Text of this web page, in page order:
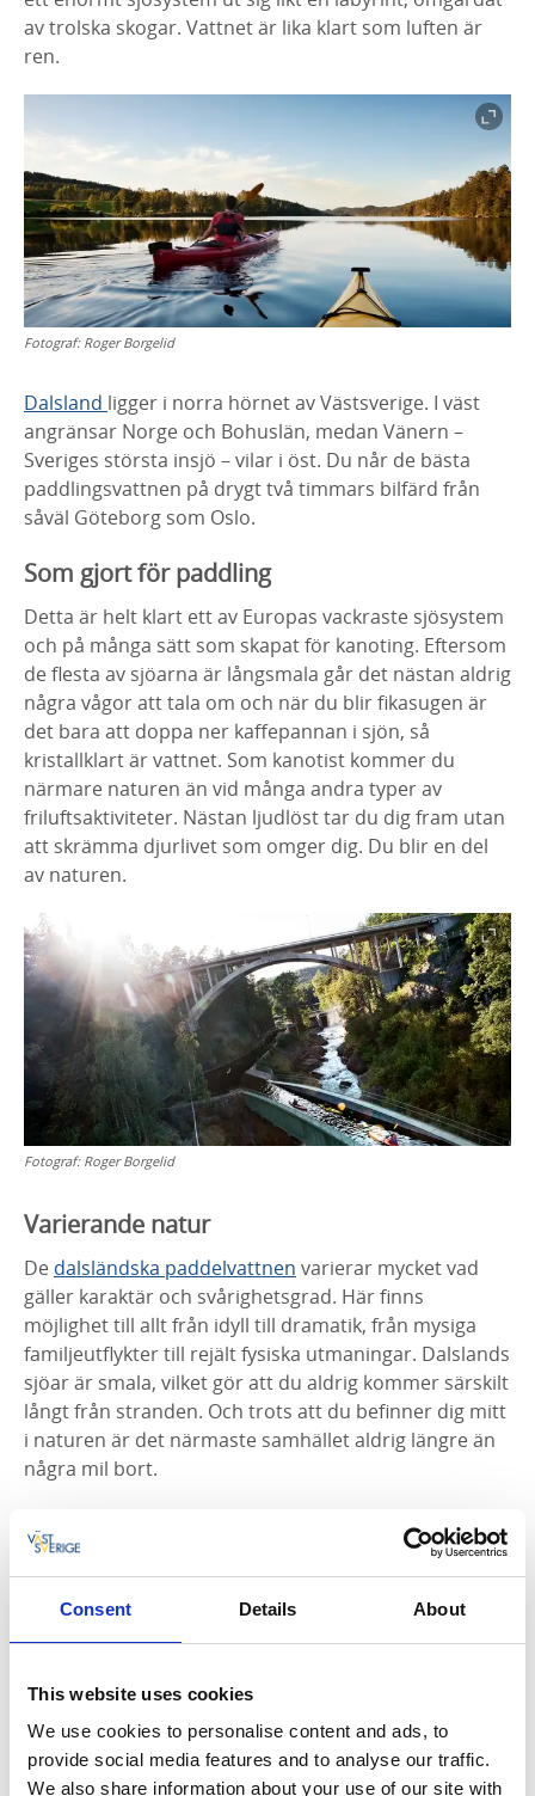
Consent Details About
This website uses cookies
We use cookies to personalise content and ads, to
provide social media features and to analyse our traffic.
We also share information about your use of our site with
av trolska skogar. Vattnet är lika klart som luften är
ren.
Fotograf: Roger Borgelid
Dalsland ligger i norra hörnet av Västsverige. I väst
angränsar Norge och Bohuslän, medan Vänern –
Sveriges största insjö – vilar i öst. Du når de bästa
paddlingsvattnen på drygt två timmars bilfärd från
såväl Göteborg som Oslo.
Som gjort för paddling
Detta är helt klart ett av Europas vackraste sjösystem
och på många sätt som skapat för kanoting. Eftersom
de flesta av sjöarna är långsmala går det nästan aldrig
några vågor att tala om och när du blir fikasugen är
det bara att doppa ner kaffepannan i sjön, så
kristallklart är vattnet. Som kanotist kommer du
närmare naturen än vid många andra typer av
friluftsaktiviteter. Nästan ljudlöst tar du dig fram utan
att skrämma djurlivet som omger dig. Du blir en del
av naturen.
Fotograf: Roger Borgelid
Varierande natur
De dalsländska paddelvattnen varierar mycket vad
gäller karaktär och svårighetsgrad. Här finns
möjlighet till allt från idyll till dramatik, från mysiga
familjeutflykter till rejält fysiska utmaningar. Dalslands
sjöar är smala, vilket gör att du aldrig kommer särskilt
långt från stranden. Och trots att du befinner dig mitt
i naturen är det närmaste samhället aldrig längre än
några mil bort.
Dalslands södra sjöar erbjuder trygga, mysiga och om
du har tur närmast vindstilla paddelturer. Upptäck
området för dess vackra natur eller sök dig till mer
”social” paddling som tar dig förbi små samhällen och
genom pittoreska slussmiljöer längs
pausar för en glass,äter goda middagar
övernattar bekvämt.
I sjösystemets norra delar väntar mer storslagen